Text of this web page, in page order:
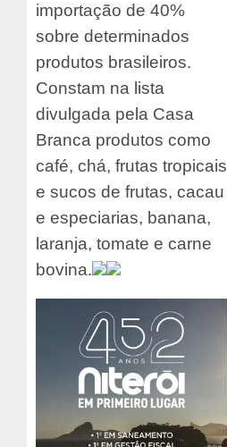
importação de 40%
sobre determinados
produtos brasileiros.
Constam na lista
divulgada pela Casa
Branca produtos como
café, chá, frutas tropicais
e sucos de frutas, cacau
e especiarias, banana,
laranja, tomate e carne
bovina.